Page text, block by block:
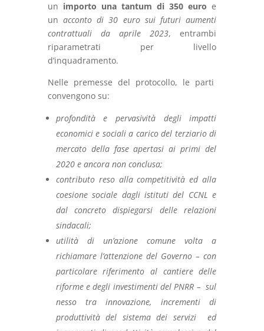
un importo una tantum di 350 euroe
un acconto di 30 euro sui futuri aumenti
contrattuali da aprile 2023, entrambi
riparametrati per livello
d’inquadramento.
Nelle premesse del protocollo, le parti
convengono su:
profondità e pervasività degli impatti
economici e sociali a carico del terziario di
mercato della fase apertasi ai primi del
2020 e ancora non conclusa;
contributo reso alla competitività ed alla
coesione sociale dagli istituti del CCNL e
dal concreto dispiegarsi delle relazioni
sindacali;
utilità di un’azione comune volta a
richiamare l’attenzione del Governo – con
particolare riferimento al cantiere delle
riforme e degli investimenti del PNRR – sul
nesso tra innovazione, incrementi di
produttività del sistema dei servizi ed